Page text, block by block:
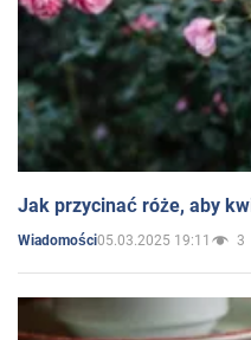
Jak przycinać róże, aby
Wiadomości05.03.2025 19:11 3